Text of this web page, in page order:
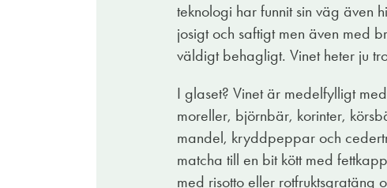
teknologi har funnit sin väg även
josigt och saftigt men även med
väldigt behagligt. Vinet heter ju
I glaset? Vinet är medelfylligt
moreller, björnbär, korinter,
mandel, kryddpeppar och
matcha till en bit kött med
med risotto eller rotfruktsgratäng